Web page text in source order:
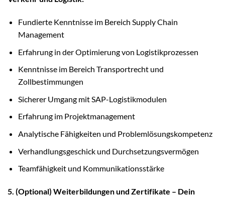
Fundierte Kenntnisse im Bereich Supply Chain
Management
Erfahrung in der Optimierung von Logistikprozessen
Kenntnisse im Bereich Transportrecht und
Zollbestimmungen
Sicherer Umgang mit SAP-Logistikmodulen
Erfahrung im Projektmanagement
Analytische Fähigkeiten und Problemlösungskompetenz
Verhandlungsgeschick und Durchsetzungsvermögen
Teamfähigkeit und Kommunikationsstärke
5. (Optional) Weiterbildungen und Zertifikate – Dein